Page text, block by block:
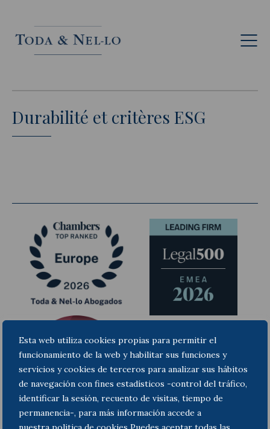
Esta web utiliza cookies propias para permitir el
funcionamiento de la web y habilitar sus funciones y
servicios y cookies de terceros para analizar sus hábitos
de navegación con fines estadísticos -control del tráfico,
identificar la sesión, recuento de visitas, tiempo de
permanencia-, para más información accede a
Fr
Actualité juridique
Nouvelles et articles
Durabilité et critères ESG